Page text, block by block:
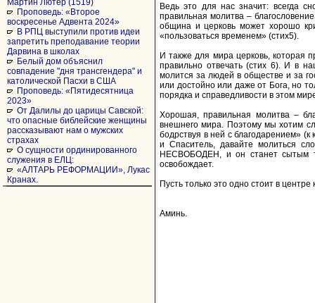
Мартин Лютер (1519)
Проповедь: «Второе
воскресенье Адвента 2024»
В РПЦ выступили против идеи
запретить преподавание теории
Дарвина в школах
Белый дом объяснил
совпадение "дня трансгендера" и
католической Пасхи в США
Проповедь: «Пятидесятница
2023»
От Далилы до царицы Савской:
что опасные библейские женщины
рассказывают нам о мужских
страхах
О сущности ординированного
служения в ЕЛЦ:
«АЛТАРЬ РЕФОРМАЦИИ», Лукас
Кранах.
Ведь это для нас значит: всегда
правильная молитва –
община и церковь может хорошо
«пользоваться временем» (стих5).
И также для мира церковь, которая
правильно отвечать (стих 6). И в
молится за людей в обществе и за
или достойно или даже от Бога, но
порядка и справедливости в этом
Хорошая, правильная молитва –
внешнего мира. Поэтому мы хотим
бодрствуя в ней с благодарением»
и Спаситель, давайте молиться
НЕСВОБОДЕН, и он станет сытым
освобождает.
Пусть только это одно стоит в
Аминь.